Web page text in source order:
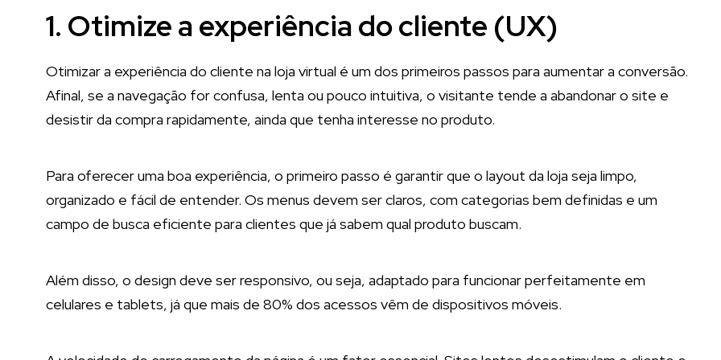
1. Otimize a experiência do cliente (UX)
Otimizar a experiência do cliente na loja virtual é um dos primeiros passos para aumentar a conversão.
Afinal, se a navegação for confusa, lenta ou pouco intuitiva, o visitante tende a abandonar o site e
desistir da compra rapidamente, ainda que tenha interesse no produto.
Para oferecer uma boa experiência, o primeiro passo é garantir que o layout da loja seja limpo,
organizado e fácil de entender. Os menus devem ser claros, com categorias bem definidas e um
campo de busca eficiente para clientes que já sabem qual produto buscam.
Além disso, o design deve ser responsivo, ou seja, adaptado para funcionar perfeitamente em
celulares e tablets, já que mais de 80% dos acessos vêm de dispositivos móveis.